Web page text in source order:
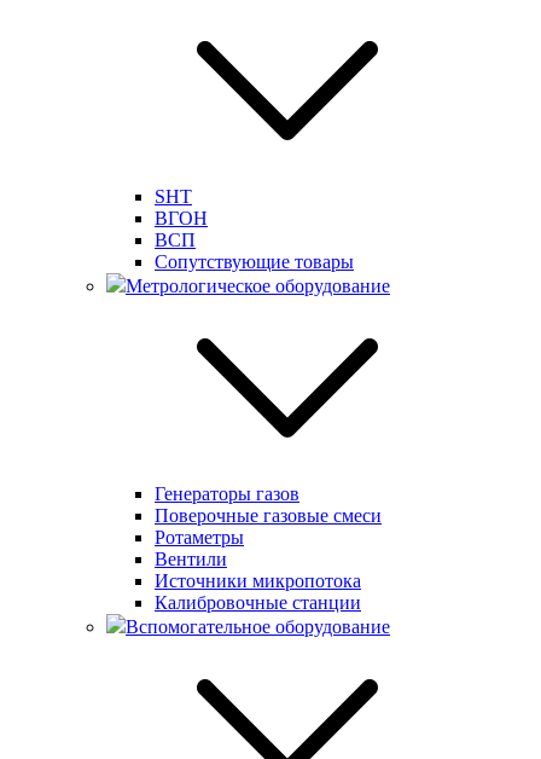
SHT
ВГОН
ВСП
Сопутствующие товары
Метрологическое оборудование
Генераторы газов
Поверочные газовые смеси
Ротаметры
Вентили
Источники микропотока
Калибровочные станции
Вспомогательное оборудование